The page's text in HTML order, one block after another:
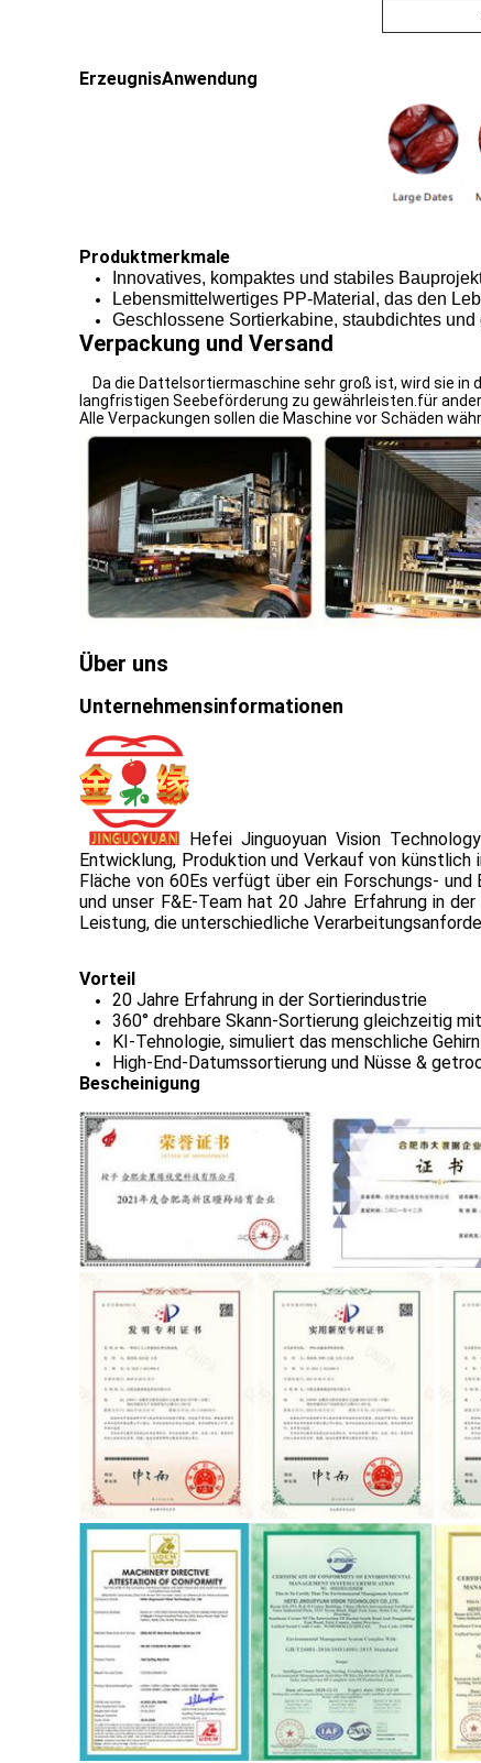
ErzeugnisAnwendung
Produktmerkmale
Innovatives, kompaktes und stabiles
Lebensmittelwertiges PP-Material, das den
Geschlossene Sortierkabine, staubdichtes
Verpackung und Versand
Da die Dattelsortiermaschine sehr groß ist, wird sie in
langfristigen Seebeförderung zu gewährleisten.für
Alle Verpackungen sollen die Maschine vor Schäden
Über uns
Unternehmensinformationen
Hefei Jinguoyuan Vision
Entwicklung, Produktion und Verkauf von
Fläche von 60Es verfügt über ein Forschungs-
und unser F&E-Team hat 20 Jahre Erfahrung in
Leistung, die unterschiedliche
Vorteil
20 Jahre Erfahrung in der Sortierindustrie
360° drehbare Skann-Sortierung gleichzeitig
KI-Tehnologie, simuliert das menschliche
High-End-Datumssortierung und Nüsse &
Bescheinigung